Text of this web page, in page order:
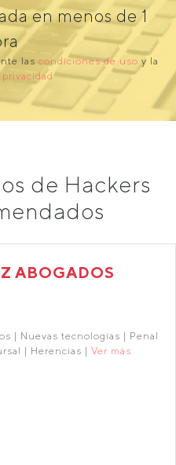
en menos de 1
las condiciones de uso y la
de Hackers
ABOGADOS
| Nuevas tecnologías | Penal
| Herencias | Ver más